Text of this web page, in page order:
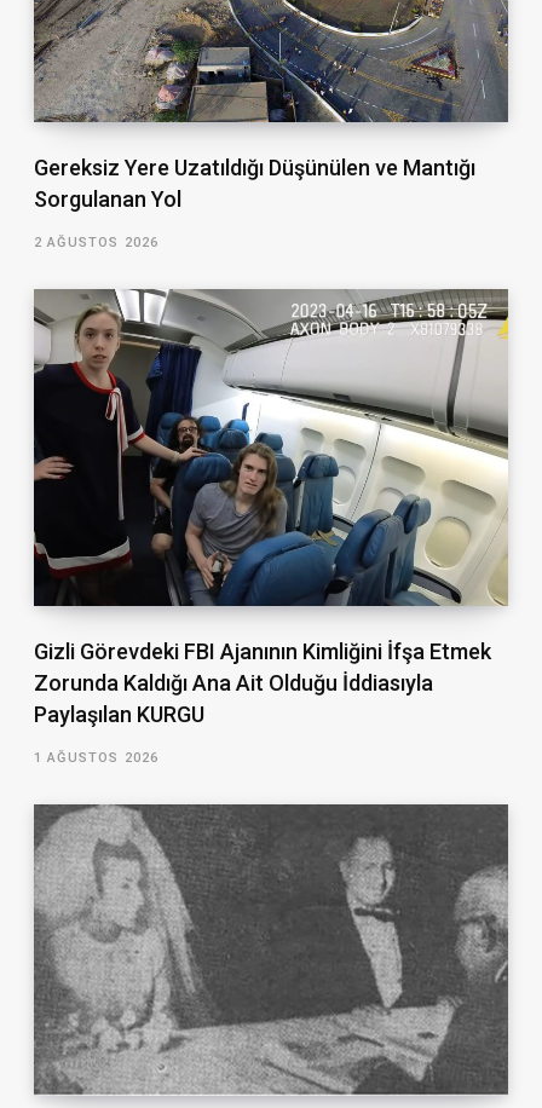
Gereksiz Yere Uzatıldığı Düşünülen ve Mantığı
Sorgulanan Yol
2 AĞUSTOS 2026
Gizli Görevdeki FBI Ajanının Kimliğini İfşa Etmek
Zorunda Kaldığı Ana Ait Olduğu İddiasıyla
Paylaşılan KURGU
1 AĞUSTOS 2026